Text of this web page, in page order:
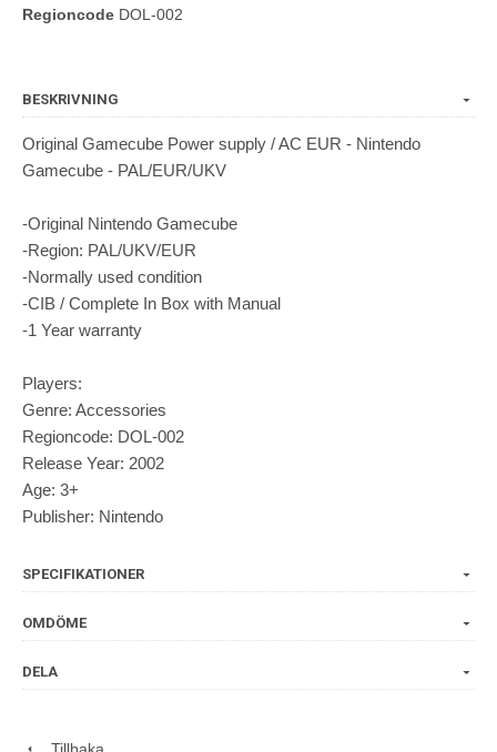
Regioncode DOL-002
BESKRIVNING
Original Gamecube Power supply / AC EUR - Nintendo
Gamecube - PAL/EUR/UKV
-Original Nintendo Gamecube
-Region: PAL/UKV/EUR
-Normally used condition
-CIB / Complete In Box with Manual
-1 Year warranty
Players:
Genre: Accessories
Regioncode: DOL-002
Release Year: 2002
Age: 3+
Publisher: Nintendo
SPECIFIKATIONER
OMDÖME
DELA